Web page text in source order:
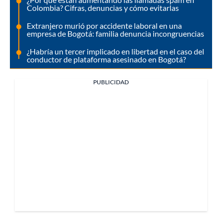
Colombia? Cifras, denuncias y cómo evitarlas
Extranjero murió por accidente laboral en una
empresa de Bogotá: familia denuncia incongruencias
¿Habría un tercer implicado en libertad en el caso del
conductor de plataforma asesinado en Bogotá?
PUBLICIDAD